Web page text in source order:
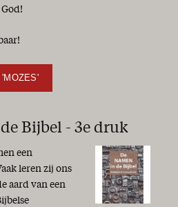
Bijbel - 3e druk
een
leren zij ons
aard van een